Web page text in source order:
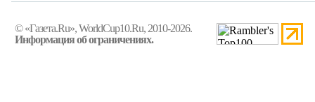
© «Газета.Ru», WorldCup10.Ru, 2010-2026.
Информация об ограничениях.